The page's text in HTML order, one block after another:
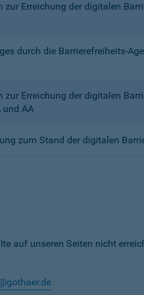
Erreichung der digitalen
durch die Barrierefreiheits-
Erreichung der digitalen
und AA
zum Stand der digitalen
auf unseren Seiten nicht